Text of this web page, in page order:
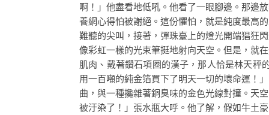
啊！」他盡看地低吼。他看了一眼腳邊。那邊
養網心得怕被謝絕。這份懼怕，就是純度最高
難聽的尖叫，接著，彈珠臺上的燈光開端猖狂
像彩虹一樣的光束筆挺地射向天空。但是，就
肌肉、戴著鑽石項圈的漢子，那人恰是林天
用一百噸的純金箔買下了明天一切的壞命運！
曲，與一種攙雜著銅臭味的金色光線對撞。天
被汙染了！」張水瓶大呼。他了解，假如牛土